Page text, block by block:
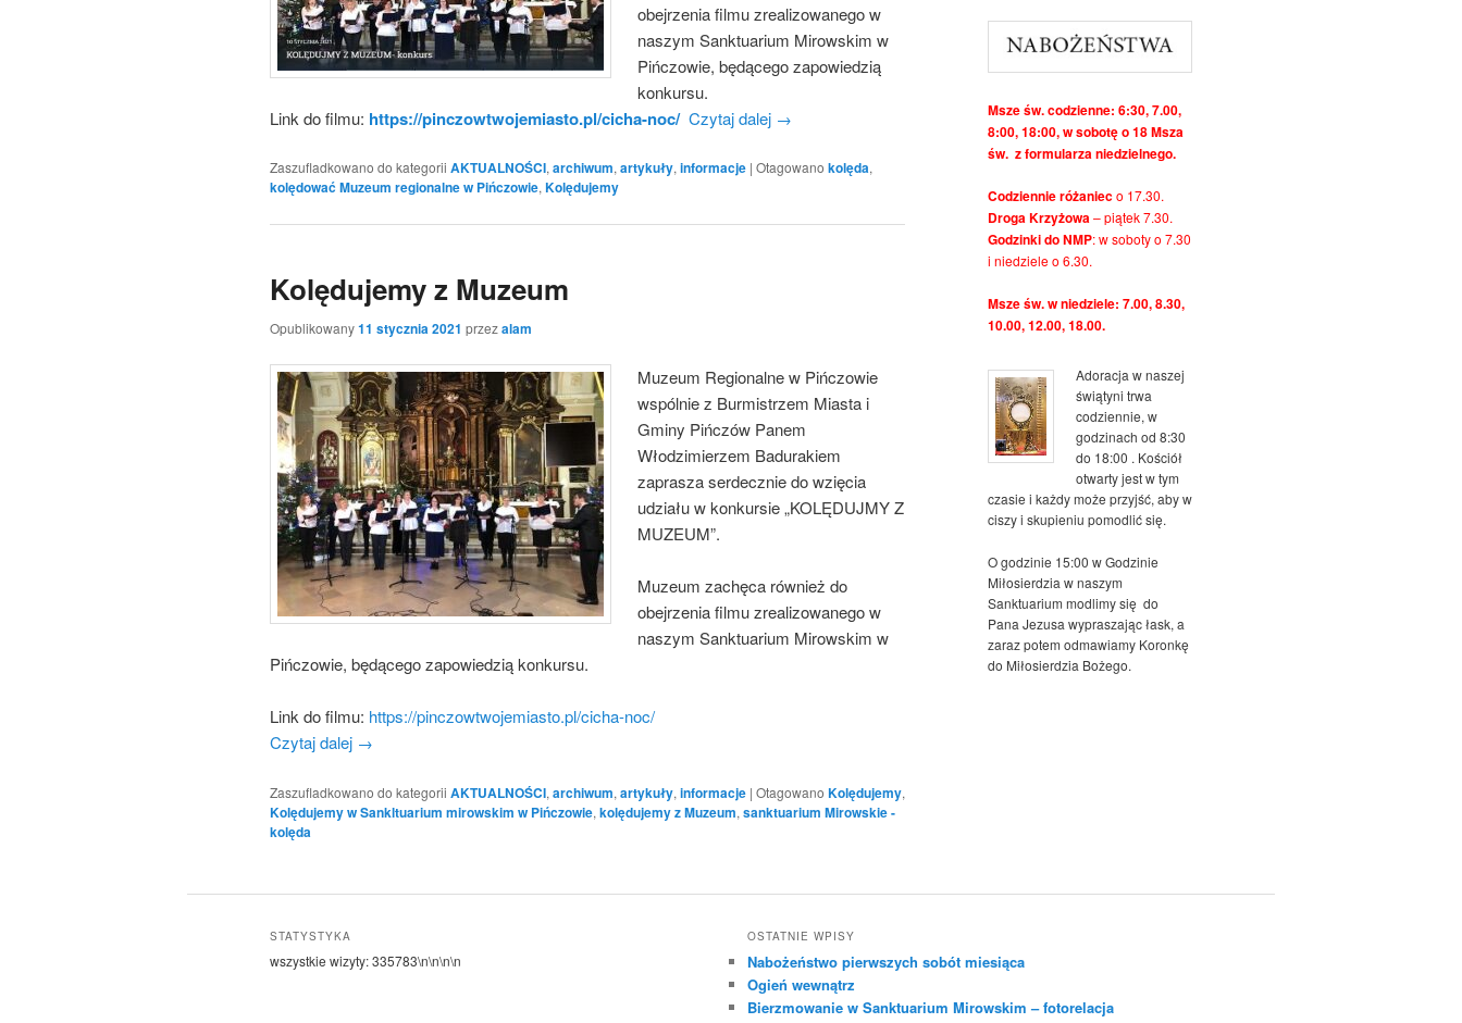
obejrzenia filmu zrealizowanego w
naszym Sanktuarium Mirowskim w
Pińczowie, będącego zapowiedzią
konkursu.
Link do filmu: https://pinczowtwojemiasto.pl/cicha-noc/ Czytaj dalej →
Zaszufladkowano do kategorii AKTUALNOŚCI, archiwum, artykuły, informacje | Otagowano kolęda,
kolędować Muzeum regionalne w Pińczowie, Kolędujemy
Kolędujemy z Muzeum
Opublikowany11 stycznia 2021 przezalam
Muzeum Regionalne w Pińczowie
wspólnie z Burmistrzem Miasta i
Gminy Pińczów Panem
Włodzimierzem Badurakiem
zaprasza serdecznie do wzięcia
udziału w konkursie „KOLĘDUJMY Z
MUZEUM”.
Muzeum zachęca również do
obejrzenia filmu zrealizowanego w
naszym Sanktuarium Mirowskim w
Pińczowie, będącego zapowiedzią konkursu.
Link do filmu: https://pinczowtwojemiasto.pl/cicha-noc/
Czytaj dalej →
Zaszufladkowano do kategorii AKTUALNOŚCI, archiwum, artykuły, informacje | Otagowano Kolędujemy,
Kolędujemy w Sankltuarium mirowskim w Pińczowie, kolędujemy z Muzeum, sanktuarium Mirowskie -
kolęda
Msze św. codzienne: 6:30, 7.00,
8:00, 18:00, w sobotę o 18 Msza
św. z formularza niedzielnego.
Codziennie różanieco 17.30.
Droga Krzyżowa– piątek 7.30.
Godzinki do NMP: w soboty o 7.30
i niedziele o 6.30.
Msze św. w niedziele: 7.00, 8.30,
10.00, 12.00, 18.00.
Adoracja w naszej
świątyni trwa
codziennie, w
godzinach od 8:30
do 18:00 . Kościół
otwarty jest w tym
czasie i każdy może przyjść, aby w
ciszy i skupieniu pomodlić się.
O godzinie 15:00 w Godzinie
Miłosierdzia w naszym
Sanktuarium modlimy się do
Pana Jezusa wypraszając łask, a
zaraz potem odmawiamy Koronkę
do Miłosierdzia Bożego.
STATYSTYKA
wszystkie wizyty:335783\n\n\n\n
OSTATNIE WPISY
Nabożeństwo pierwszych sobót miesiąca
Ogień wewnątrz
Bierzmowanie w Sanktuarium Mirowskim – fotorelacja